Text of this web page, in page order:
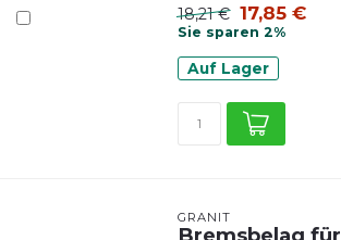
18,21 € 17,85 €
Sie sparen 2%
Auf Lager
GRANIT
Bremsbelag für